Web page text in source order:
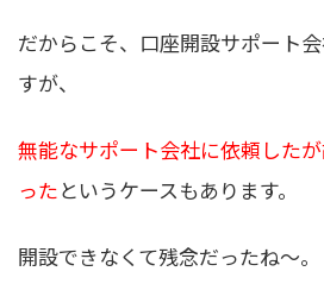
だからこそ、口座開設サポート
すが、
無能なサポート会社に依頼した
ったというケースもあります。
開設できなくて残念だったね〜。